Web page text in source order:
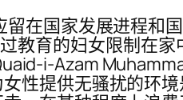
在国家发展进程
教育的妇女限制在
i-Azam
性提供无骚扰的环